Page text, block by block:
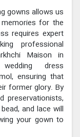
gowns allows us
for the
requires expert
professional
Maison in
dress
ensuring that
former glory. By
preservationists,
and lace will
your gown to